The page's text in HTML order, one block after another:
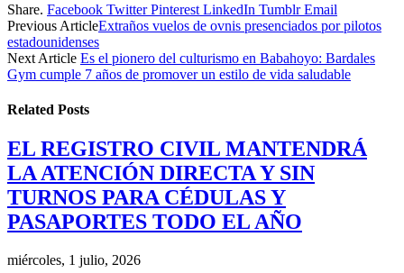
Share. Facebook Twitter Pinterest LinkedIn Tumblr Email
Previous ArticleExtraños vuelos de ovnis presenciados por pilotos
estadounidenses
Next Article Es el pionero del culturismo en Babahoyo: Bardales
Gym cumple 7 años de promover un estilo de vida saludable
Related Posts
EL REGISTRO CIVIL MANTENDRÁ
LA ATENCIÓN DIRECTA Y SIN
TURNOS PARA CÉDULAS Y
PASAPORTES TODO EL AÑO
miércoles, 1 julio, 2026